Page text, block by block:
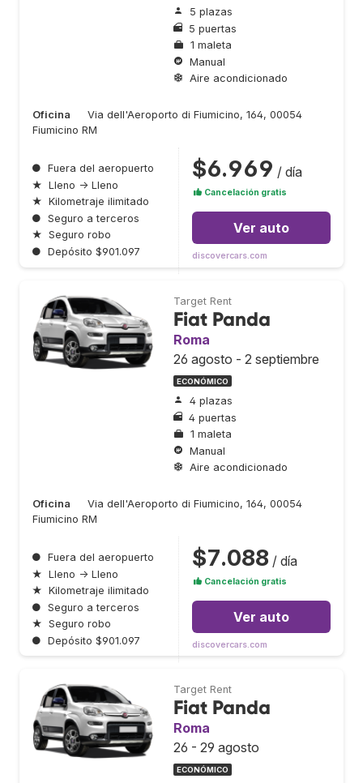
5 plazas
5 puertas
1 maleta
Manual
Aire acondicionado
Oficina
Via dell'Aeroporto di Fiumicino, 164, 00054
Fiumicino RM
● Fuera del aeropuerto
★ Lleno → Lleno
★ Kilometraje ilimitado
● Seguro a terceros
★ Seguro robo
● Depósito $901.097
$6.969 / día
Cancelación gratis
Ver auto
discovercars.com
Target Rent
Fiat Panda
Roma
26 agosto - 2 septiembre
ECONÓMICO
4 plazas
4 puertas
1 maleta
Manual
Aire acondicionado
Oficina
Via dell'Aeroporto di Fiumicino, 164, 00054
Fiumicino RM
● Fuera del aeropuerto
★ Lleno → Lleno
★ Kilometraje ilimitado
● Seguro a terceros
★ Seguro robo
● Depósito $901.097
$7.088 / día
Cancelación gratis
Ver auto
discovercars.com
Target Rent
Fiat Panda
Roma
26 - 29 agosto
ECONÓMICO